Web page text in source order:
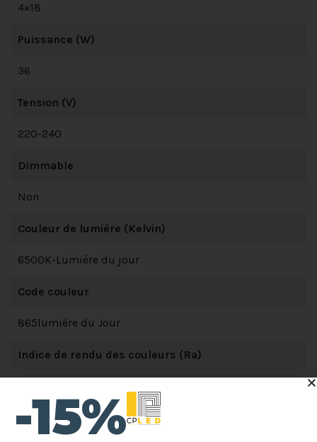
4×18
Puissance (W)
36
Tension (V)
220-240
Dimmable
Non
Couleur de lumiére (Kelvin)
6500K-Lumiére du jour
Code couleur
865lumiére du Jour
Indice de rendu des couleurs (Ra)
Angle de diffusion (degrés)
-15%